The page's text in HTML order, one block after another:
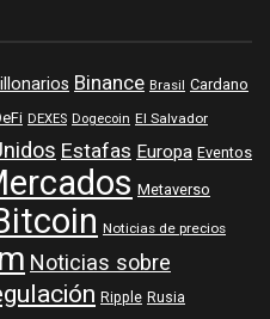
Binance Brasil Cardano
DEXES Dogecoin El Salvador
Estafas Europa Eventos
Metaverso
Noticias de precios
Noticias sobre
Ripple Rusia